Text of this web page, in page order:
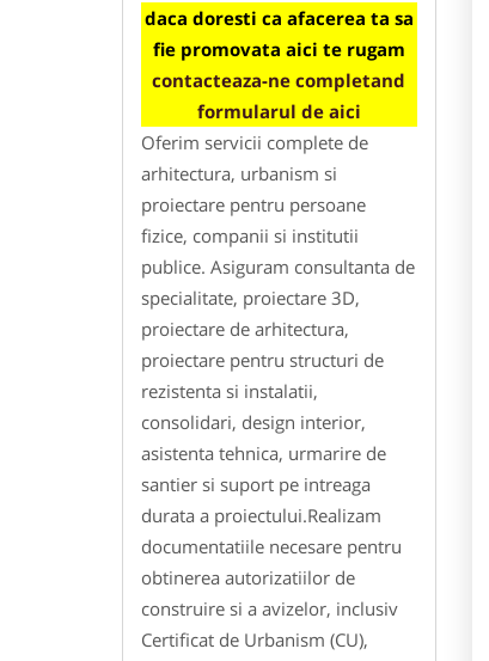
daca doresti ca afacerea ta sa
fie promovata aici te rugam
contacteaza-ne completand
formularul de aici
Oferim servicii complete de
arhitectura, urbanism si
proiectare pentru persoane
fizice, companii si institutii
publice. Asiguram consultanta de
specialitate, proiectare 3D,
proiectare de arhitectura,
proiectare pentru structuri de
rezistenta si instalatii,
consolidari, design interior,
asistenta tehnica, urmarire de
santier si suport pe intreaga
durata a proiectului.Realizam
documentatiile necesare pentru
obtinerea autorizatiilor de
construire si a avizelor, inclusiv
Certificat de Urbanism (CU),